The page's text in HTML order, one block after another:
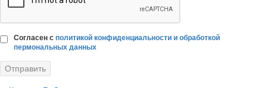
Согласен с политикой конфиденциальности и обработкой
пермональных данных